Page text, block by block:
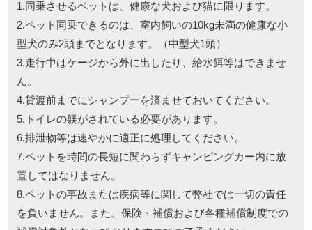
1.同乗させるペットは、健康な犬および猫に限ります。
2.ペット同乗できるのは、室内飼いの10kg未満の健康な小
型犬のみ2頭までとなります。（中型犬1頭）
3.走行中はケージから外に出したり、給水餌等はできませ
ん。
4.貸渡前までにシャンプーを済ませておいてください。
5.トイレの躾がされている必要があります。
6.排泄物等は速やかに適正に処理してください。
7.ペットを時間の長短に関わらずキャンピングカー内に放
置してはなりません。
8.ペットの事故または疾病等に関して弊社では一切の責任
を負いません。また、保険・補償および各種補償制度での